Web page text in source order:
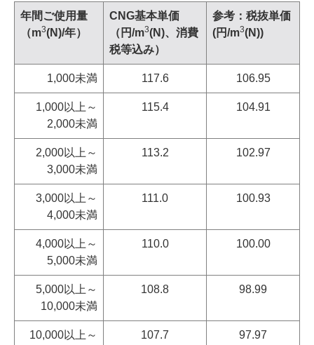
年間ご使用量
（m3(N)/年）
CNG基本単価
（円/m3(N)、消費
税等込み）
参考：税抜単価
(円/m3(N))
1,000未満 117.6 106.95
1,000以上～
2,000未満
115.4 104.91
2,000以上～
3,000未満
113.2 102.97
3,000以上～
4,000未満
111.0 100.93
4,000以上～
5,000未満
110.0 100.00
5,000以上～
10,000未満
108.8 98.99
10,000以上～
107.7 97.97